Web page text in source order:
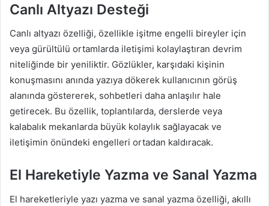
Canlı Altyazı Desteği
Canlı altyazı özelliği, özellikle işitme engelli bireyler için
veya gürültülü ortamlarda iletişimi kolaylaştıran devrim
niteliğinde bir yeniliktir. Gözlükler, karşıdaki kişinin
konuşmasını anında yazıya dökerek kullanıcının görüş
alanında göstererek, sohbetleri daha anlaşılır hale
getirecek. Bu özellik, toplantılarda, derslerde veya
kalabalık mekanlarda büyük kolaylık sağlayacak ve
iletişimin önündeki engelleri ortadan kaldıracak.
El Hareketiyle Yazma ve Sanal Yazma
El hareketleriyle yazı yazma ve sanal yazma özelliği, akıllı